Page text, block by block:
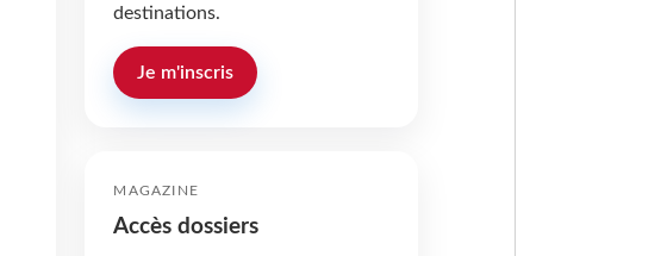
destinations.
Je m'inscris
MAGAZINE
Accès dossiers